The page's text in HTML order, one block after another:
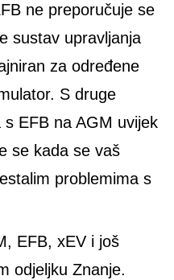
ne preporučuje se
sustav upravljanja
za određene
S druge
EFB na AGM uvijek
se kada se vaš
problemima s
EFB, xEV i još
odjeljku Znanje.